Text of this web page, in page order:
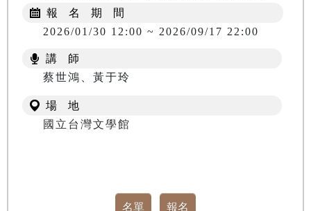
報 名 期 間
2026/01/30 12:00 ~ 2026/09/17 22:00
講 師
蔡世鴻、黃于玲
場 地
國立台灣文學館